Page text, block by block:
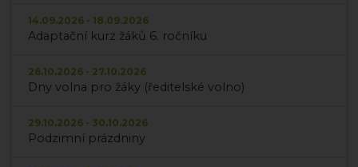
14.09.2026 - 18.09.2026
Adaptační kurz žáků 6. ročníku
26.10.2026 - 27.10.2026
Dny volna pro žáky (ředitelské volno)
29.10.2026 - 30.10.2026
Podzimní prázdniny